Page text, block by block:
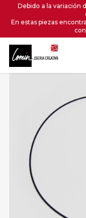
content
Debido a la variación
En estas piezas